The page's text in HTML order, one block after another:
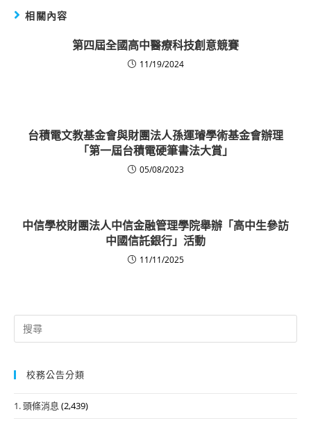
相關內容
第四屆全國高中醫療科技創意競賽
11/19/2024
台積電文教基金會與財團法人孫運璿學術基金會辦理
「第一屆台積電硬筆書法大賞」
05/08/2023
中信學校財團法人中信金融管理學院舉辦「高中生參訪
中國信託銀行」活動
11/11/2025
Search
for:
校務公告分類
1. 頭條消息 (2,439)